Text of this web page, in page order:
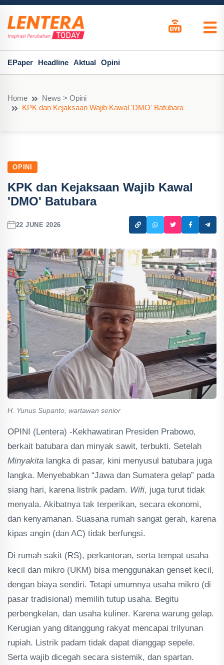
EPaper Headline Aktual Opini
Home
News > Opini
KPK dan Kejaksaan Wajib Kawal 'DMO' Batubara
OPINI
KPK dan Kejaksaan Wajib Kawal
'DMO' Batubara
22 JUNE 2026
H. Yunus Supanto, wartawan senior
OPINI (Lentera) -Kekhawatiran Presiden Prabowo,
berkait batubara dan minyak sawit, terbukti. Setelah
Minyakita langka di pasar, kini menyusul batubara juga
langka. Menyebabkan “Jawa dan Sumatera gelap” pada
siang hari, karena listrik padam. Wifi, juga turut tidak
menyala. Akibatnya tak terperikan, secara ekonomi,
dan kenyamanan. Suasana rumah sangat gerah, karena
kipas angin (dan AC) tidak berfungsi.
Di rumah sakit (RS), perkantoran, serta tempat usaha
kecil dan mikro (UKM) bisa menggunakan genset kecil,
dengan biaya sendiri. Tetapi umumnya usaha mikro (di
pasar tradisional) memilih tutup usaha. Begitu
perbengkelan, dan usaha kuliner. Karena warung gelap.
Kerugian yang ditanggung rakyat mencapai trilyunan
rupiah. Listrik padam tidak dapat dianggap sepele.
Serta wajib dicegah secara sistemik, dan spartan.